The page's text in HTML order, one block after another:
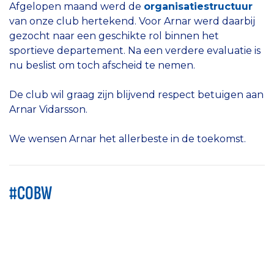
Afgelopen maand werd de organisatiestructuur
van onze club hertekend. Voor Arnar werd daarbij
gezocht naar een geschikte rol binnen het
sportieve departement. Na een verdere evaluatie is
nu beslist om toch afscheid te nemen.
De club wil graag zijn blijvend respect betuigen aan
Arnar Vidarsson.
We wensen Arnar het allerbeste in de toekomst.
#COBW